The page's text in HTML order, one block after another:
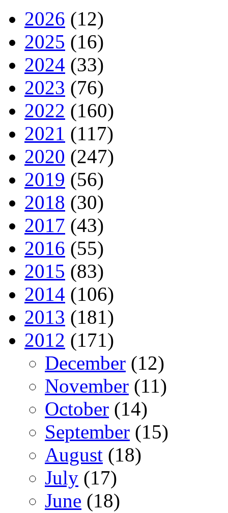
2026 (12)
2025 (16)
2024 (33)
2023 (76)
2022 (160)
2021 (117)
2020 (247)
2019 (56)
2018 (30)
2017 (43)
2016 (55)
2015 (83)
2014 (106)
2013 (181)
2012 (171)
December (12)
November (11)
October (14)
September (15)
August (18)
July (17)
June (18)